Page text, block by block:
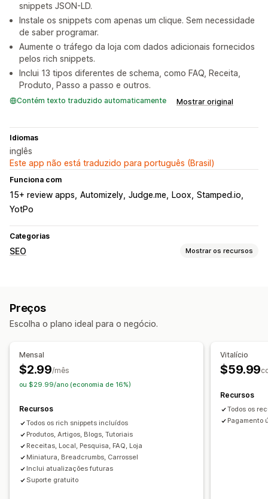
snippets JSON-LD.
Instale os snippets com apenas um clique. Sem necessidade
de saber programar.
Aumente o tráfego da loja com dados adicionais fornecidos
pelos rich snippets.
Inclui 13 tipos diferentes de schema, como FAQ, Receita,
Produto, Passo a passo e outros.
Contém texto traduzido automaticamente Mostrar original
Idiomas
inglês
Este app não está traduzido para português (Brasil)
Funciona com
15+ review apps Automizely Judge.me Loox Stamped.io
YotPo
Categorias
SEO Mostrar os recursos
JSON-LD
Acompanhamento de classificações
Tráfego de sites
Preços
Escolha o plano ideal para o negócio.
Mensal
$2.99/mês
ou $29.99/ano (economia de 16%)
Recursos
Todos os rich snippets incluídos
Produtos, Artigos, Blogs, Tutoriais
Receitas, Local, Pesquisa, FAQ, Loja
Miniatura, Breadcrumbs, Carrossel
Inclui atualizações futuras
Suporte gratuito
Vitalício
$59.99
Recursos
Todos os
Pagamento